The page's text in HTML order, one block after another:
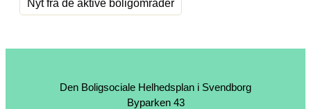
Nyt fra de aktive boligområder
Den Boligsociale Helhedsplan i Svendborg
Byparken 43